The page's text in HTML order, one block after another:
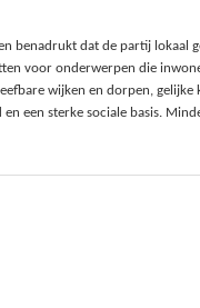
benadrukt dat de partij lokaal
voor onderwerpen die
wijken en dorpen, gelijke
een sterke sociale basis.